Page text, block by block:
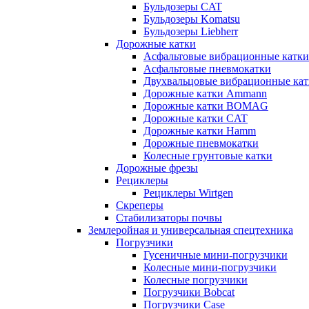
Бульдозеры CAT
Бульдозеры Komatsu
Бульдозеры Liebherr
Дорожные катки
Асфальтовые вибрационные катки
Асфальтовые пневмокатки
Двухвальцовые вибрационные
Дорожные катки Ammann
Дорожные катки BOMAG
Дорожные катки CAT
Дорожные катки Hamm
Дорожные пневмокатки
Колесные грунтовые катки
Дорожные фрезы
Рециклеры
Рециклеры Wirtgen
Скреперы
Стабилизаторы почвы
Землеройная и универсальная спецтехника
Погрузчики
Гусеничные мини-погрузчики
Колесные мини-погрузчики
Колесные погрузчики
Погрузчики Bobcat
Погрузчики Case